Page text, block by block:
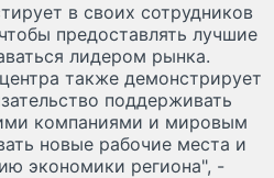
в своих сотрудников
предоставлять лучшие
лидером рынка.
также демонстрирует
поддерживать
компаниями и мировым
новые рабочие места и
экономики региона", -